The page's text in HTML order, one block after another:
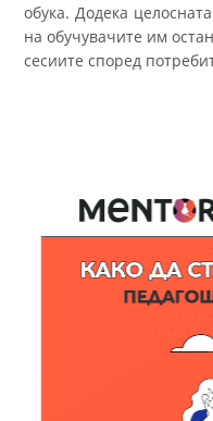
обука. Додека
на обучувачите им
сесиите според